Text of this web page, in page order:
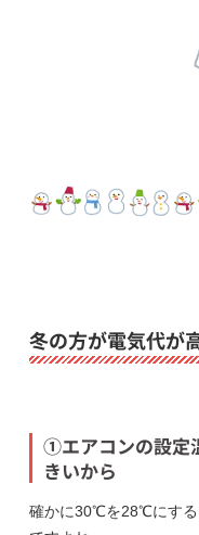
冬の方が電気代が
①エアコンの設定
きいから
確かに30℃を28℃にす